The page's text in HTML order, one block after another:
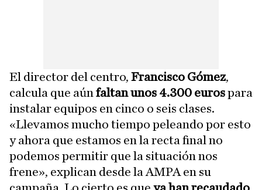
El director del centro, Francisco Gómez,
calcula que aún faltan unos 4.300 eurospara
instalar equipos en cinco o seis clases.
«Llevamos mucho tiempo peleando por esto
y ahora que estamos en la recta final no
podemos permitir que la situación nos
frene», explican desde la AMPA en su